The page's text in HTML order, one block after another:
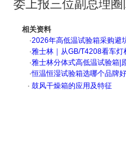
委上报三位副总理圈
相关资料
·2026年高低温试验箱采购
·雅士林｜从GB/T4208看车
·雅士林分体式高低温试验箱|
·恒温恒湿试验箱选哪个品牌
· 鼓风干燥箱的应用及特征